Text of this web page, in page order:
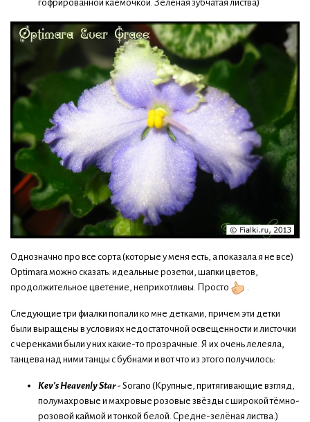
гофрированной каёмочкой. Зелёная зубчатая листва)
Однозначно про все сорта (которые у меня есть, а показала я не все)
Optimara можно сказать: идеальные розетки, шапки цветов,
продолжительное цветение, неприхотливы. Просто
.
Следующие три фиалки попали ко мне детками, причем эти детки
были выращены в условиях недостаточной освещенности и листочки
с черенками были у них какие-то прозрачные. Я их очень лелеяла,
танцева над ними танцы с бубнами и вот что из этого получилось:
Kev's Heavenly Star- Sorano (Крупные, притягивающие взгляд,
полумахровые и махровые розовые звёзды с широкой тёмно-
розовой каймой и тонкой белой. Средне-зелёная листва.)